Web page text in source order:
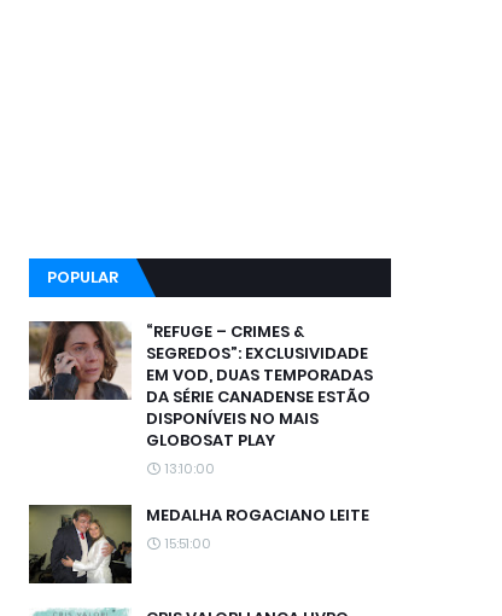
POPULAR
“REFUGE – CRIMES &
SEGREDOS”: EXCLUSIVIDADE
EM VOD, DUAS TEMPORADAS
DA SÉRIE CANADENSE ESTÃO
DISPONÍVEIS NO MAIS
GLOBOSAT PLAY
13:10:00
MEDALHA ROGACIANO LEITE
15:51:00